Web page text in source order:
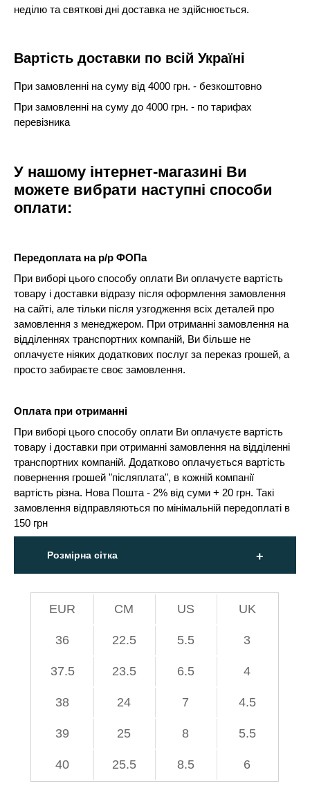
неділю та святкові дні доставка не здійснюється.
Вартість доставки по всій Україні
При замовленні на суму від 4000 грн. - безкоштовно
При замовленні на суму до 4000 грн. - по тарифах
перевізника
У нашому інтернет-магазині Ви
можете вибрати наступні способи
оплати:
Передоплата на р/р ФОПа
При виборі цього способу оплати Ви оплачуєте вартість
товару і доставки відразу після оформлення замовлення
на сайті, але тільки після узгодження всіх деталей про
замовлення з менеджером. При отриманні замовлення на
відділеннях транспортних компаній, Ви більше не
оплачуєте ніяких додаткових послуг за переказ грошей, а
просто забираєте своє замовлення.
Оплата при отриманні
При виборі цього способу оплати Ви оплачуєте вартість
товару і доставки при отриманні замовлення на відділенні
транспортних компаній. Додатково оплачується вартість
повернення грошей "післяплата", в кожній компанії
вартість різна. Нова Пошта - 2% від суми + 20 грн. Такі
замовлення відправляються по мінімальній передоплаті в
150 грн
Розмірна сітка
EUR СМ US UK
36 22.5 5.5 3
37.5 23.5 6.5 4
38 24 7 4.5
39 25 8 5.5
40 25.5 8.5 6